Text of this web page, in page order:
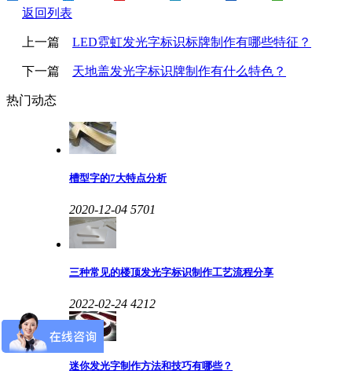
返回列表
上一篇 LED霓虹发光字标识标牌制作有哪些特征？
下一篇 天地盖发光字标识牌制作有什么特色？
热门动态
槽型字的7大特点分析
2020-12-04 5701
三种常见的楼顶发光字标识制作工艺流程分享
2022-02-24 4212
迷你发光字制作方法和技巧有哪些？